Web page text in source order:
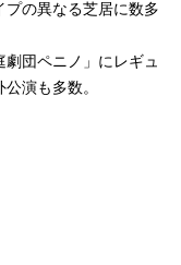
の異なる芝居に数多
団ペニノ」にレギュ
演も多数。